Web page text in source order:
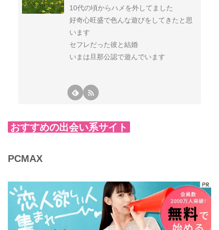
10代の頃からハメを外してました
好奇心旺盛で色んな遊びをしてきたと思
います
セフレだった彼と結婚
いまは旦那公認で遊んでいます
おすすめの出会い系サイト
PCMAX